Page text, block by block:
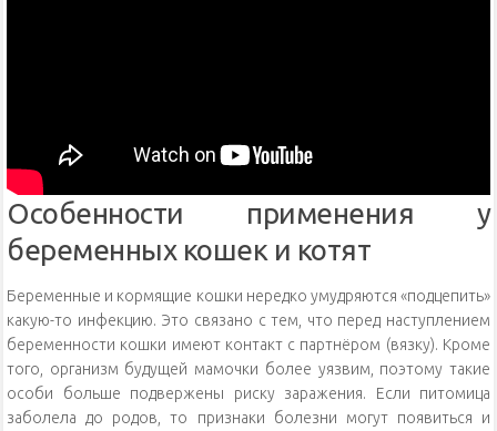
Особенности применения у
беременных кошек и котят
Беременные и кормящие кошки нередко умудряются «подцепить»
какую-то инфекцию. Это связано с тем, что перед наступлением
беременности кошки имеют контакт с партнёром (вязку). Кроме
того, организм будущей мамочки более уязвим, поэтому такие
особи больше подвержены риску заражения. Если питомица
заболела до родов, то признаки болезни могут появиться и